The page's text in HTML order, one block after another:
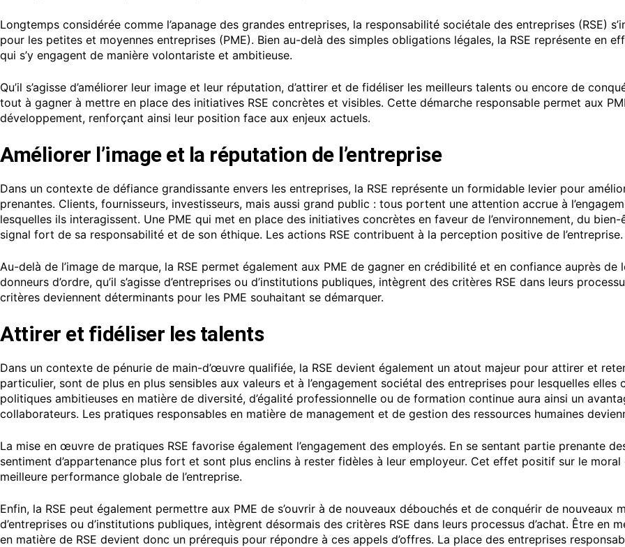
Longtemps considérée comme l’apanage des grandes entreprises, la responsabilité sociétale des entreprises (RSE)
pour les petites et moyennes entreprises (PME). Bien au-delà des simples obligations légales, la RSE représente en
qui s’y engagent de manière volontariste et ambitieuse.
Qu’il s’agisse d’améliorer leur image et leur réputation, d’attirer et de fidéliser les meilleurs talents ou encore de
tout à gagner à mettre en place des initiatives RSE concrètes et visibles. Cette démarche responsable permet aux
développement, renforçant ainsi leur position face aux enjeux actuels.
Améliorer l’image et la réputation de l’entreprise
Dans un contexte de défiance grandissante envers les entreprises, la RSE représente un formidable levier pour
prenantes. Clients, fournisseurs, investisseurs, mais aussi grand public : tous portent une attention accrue à
lesquelles ils interagissent. Une PME qui met en place des initiatives concrètes en faveur de l’environnement, du
signal fort de sa responsabilité et de son éthique. Les actions RSE contribuent à la perception positive de l’entreprise.
Au-delà de l’image de marque, la RSE permet également aux PME de gagner en crédibilité et en confiance auprès
donneurs d’ordre, qu’il s’agisse d’entreprises ou d’institutions publiques, intègrent des critères RSE dans leurs
critères deviennent déterminants pour les PME souhaitant se démarquer.
Attirer et fidéliser les talents
Dans un contexte de pénurie de main-d’œuvre qualifiée, la RSE devient également un atout majeur pour attirer et
particulier, sont de plus en plus sensibles aux valeurs et à l’engagement sociétal des entreprises pour lesquelles
politiques ambitieuses en matière de diversité, d’égalité professionnelle ou de formation continue aura ainsi un
collaborateurs. Les pratiques responsables en matière de management et de gestion des ressources humaines
La mise en œuvre de pratiques RSE favorise également l’engagement des employés. En se sentant partie prenante
sentiment d’appartenance plus fort et sont plus enclins à rester fidèles à leur employeur. Cet effet positif sur le
meilleure performance globale de l’entreprise.
Enfin, la RSE peut également permettre aux PME de s’ouvrir à de nouveaux débouchés et de conquérir de nouveaux
d’entreprises ou d’institutions publiques, intègrent désormais des critères RSE dans leurs processus d’achat. Être en
en matière de RSE devient donc un prérequis pour répondre à ces appels d’offres. La place des entreprises